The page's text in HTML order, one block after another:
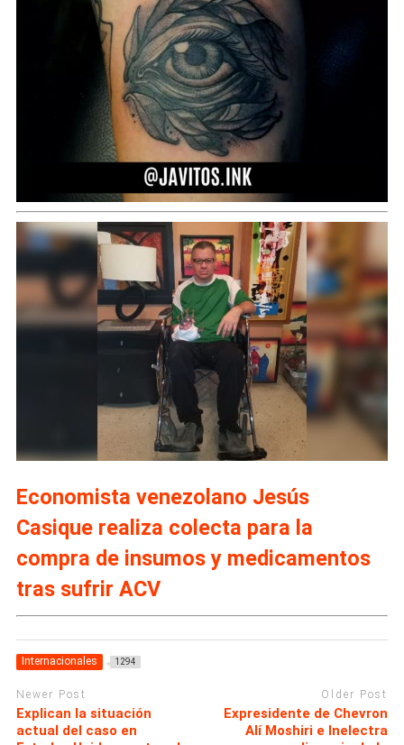
Economista venezolano Jesús
Casique realiza colecta para la
compra de insumos y medicamentos
tras sufrir ACV
Internacionales 1294
Newer Post
Explican la situación
actual del caso en
Older Post
Expresidente de Chevron
Alí Moshiri e Inelectra